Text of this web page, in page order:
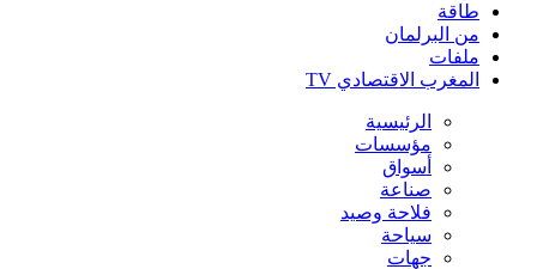
طاقة
من البرلمان
ملفات
المغرب الاقتصادي TV
الرئيسية
مؤسسات
أسواق
صناعة
فلاحة وصيد
سياحة
جهات